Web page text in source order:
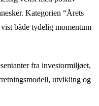
Kategorien “Årets
både tydelig momentum
fra investormiljøet,
utvikling og